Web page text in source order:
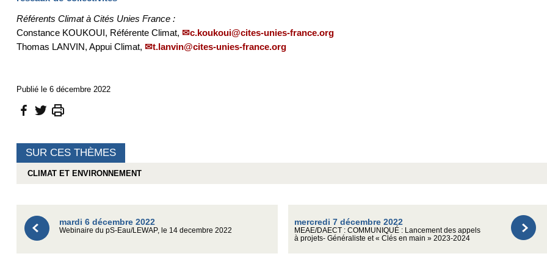
Référents Climat à Cités Unies France :
Constance KOUKOUI, Référente Climat,
c.koukoui@cites-unies-france.org
Thomas LANVIN, Appui Climat,
t.lanvin@cites-unies-france.org
Publié le 6 décembre 2022
SUR CES THÈMES
CLIMAT ET ENVIRONNEMENT
mardi 6 décembre 2022
Webinaire du pS-Eau/LEWAP, le 14 decembre 2022
mercredi 7 décembre 2022
MEAE/DAECT : COMMUNIQUÉ : Lancement des appels
à projets- Généraliste et « Clés en main » 2023-2024